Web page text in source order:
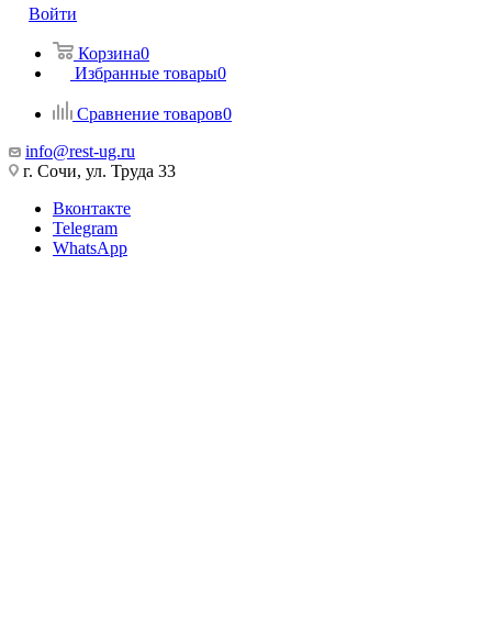
Войти
Корзина0
Избранные товары0
Сравнение товаров0
info@rest-ug.ru
г. Сочи, ул. Труда 33
Вконтакте
Telegram
WhatsApp